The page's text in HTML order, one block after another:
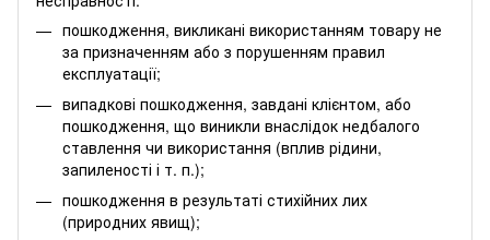
пошкодження, викликані використанням товару не
за призначенням або з порушенням правил
експлуатації;
випадкові пошкодження, завдані клієнтом, або
пошкодження, що виникли внаслідок недбалого
ставлення чи використання (вплив рідини,
запиленості і т. п.);
пошкодження в результаті стихійних лих
(природних явищ);